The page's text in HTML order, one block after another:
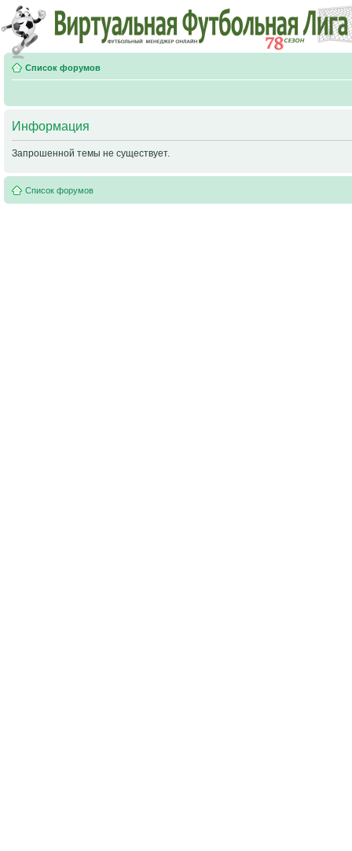
Список форумов
Информация
Запрошенной темы не существует.
Список форумов